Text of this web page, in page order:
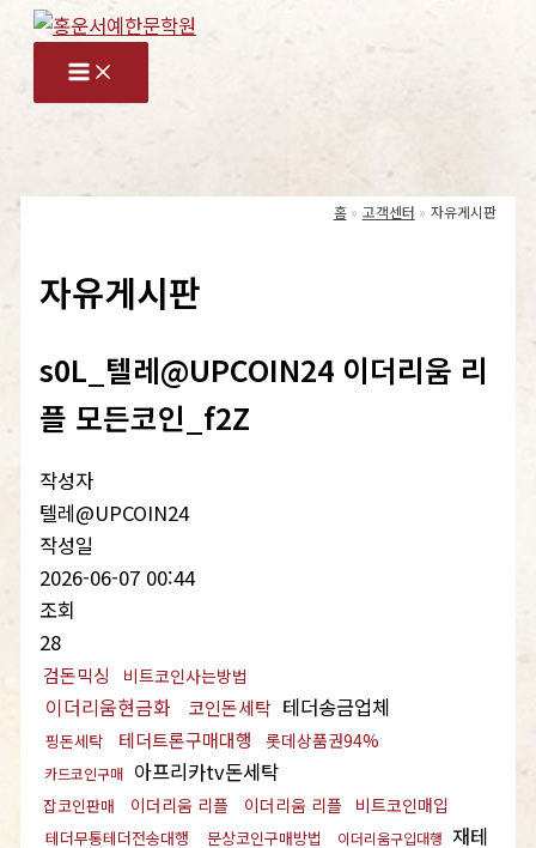
홈 고객센터 자유게시판
자유게시판
s0L_텔레@UPCOIN24 이더리움 리
플 모든코인_f2Z
작성자
텔레@UPCOIN24
작성일
2026-06-07 00:44
조회
28
검돈믹싱 비트코인사는방법
이더리움현금화 코인돈세탁 테더송금업체
핑돈세탁 테더트론구매대행 롯데상품권94%
카드코인구매 아프리카tv돈세탁
잡코인판매 이더리움 리플 이더리움 리플 비트코인매입
테더무통테더전송대행 문상코인구매방법 이더리움구입대행 재테